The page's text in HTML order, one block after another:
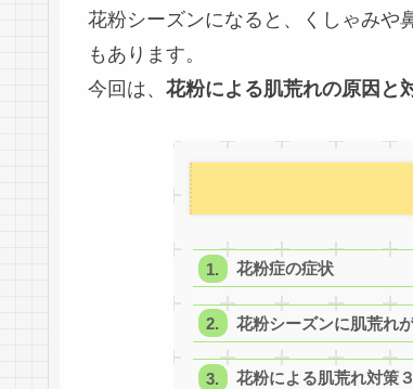
花粉シーズンになると、くしゃみや
もあります。
今回は、 花粉による肌荒れの原因と
花粉症の症状
花粉シーズンに肌荒れ
花粉による肌荒れ対策